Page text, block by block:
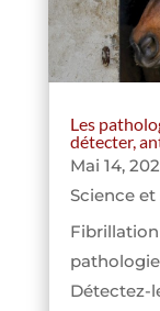
Les
détecter,
Mai 14,
Science
Fibrillation
Détectez-